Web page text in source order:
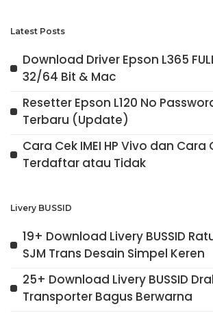
Latest Posts
Download Driver Epson L365
32/64 Bit & Mac
Resetter Epson L120 No
Terbaru (Update)
Cara Cek IMEI HP Vivo dan Cara
Terdaftar atau Tidak
Livery BUSSID
19+ Download Livery BUSSID
SJM Trans Desain Simpel Keren
25+ Download Livery BUSSID
Transporter Bagus Berwarna